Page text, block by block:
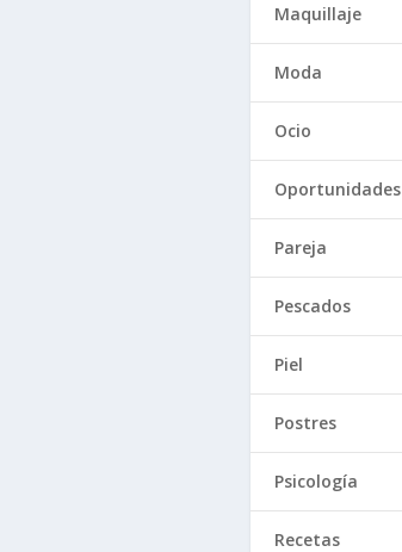
Maquillaje
Moda
Ocio
Oportunidades
Pareja
Pescados
Piel
Postres
Psicología
Recetas